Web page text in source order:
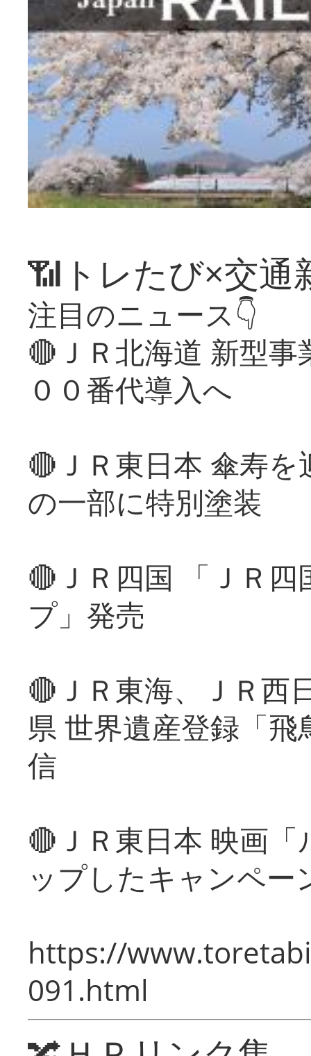
📶トレたび×交通
注目のニュース👇
🔴ＪＲ北海道 新型
００番代導入へ
🔴ＪＲ東日本 傘寿
の一部に特別塗装
🔴ＪＲ四国 「ＪＲ
プ」発売
🔴ＪＲ東海、ＪＲ西
県 世界遺産登録「
信
🔴ＪＲ東日本 映画
ップしたキャンペー
https://
091.html